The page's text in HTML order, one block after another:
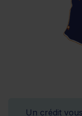
Un crédit